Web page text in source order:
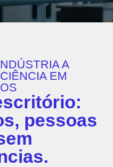
A
EM
pessoas